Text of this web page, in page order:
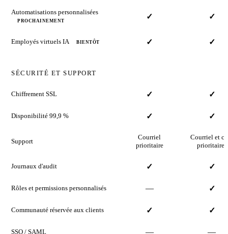
Automatisations personnalisées
PROCHAINEMENT
✓ ✓
Employés virtuels IA BIENTÔT ✓ ✓
SÉCURITÉ ET SUPPORT
Chiffrement SSL ✓ ✓
Disponibilité 99,9 % ✓ ✓
Support
Courriel
prioritaire
Courriel et
prioritaires
Journaux d'audit ✓ ✓
Rôles et permissions personnalisés — ✓
Communauté réservée aux clients ✓ ✓
SSO / SAML — —